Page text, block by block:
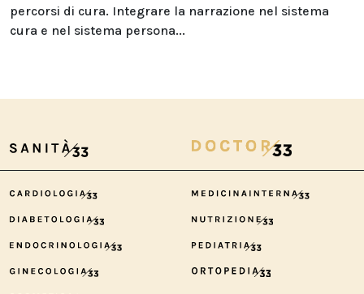
percorsi di cura. Integrare la narrazione nel sistema
cura e nel sistema persona...